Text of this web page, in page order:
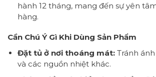
hành 12 tháng, mang đến sự yên
hàng.
Cần Chú Ý Gì Khi Dùng Sản Phẩm
Đặt tủ ở nơi thoáng mát:Tránh
và các nguồn nhiệt khác.